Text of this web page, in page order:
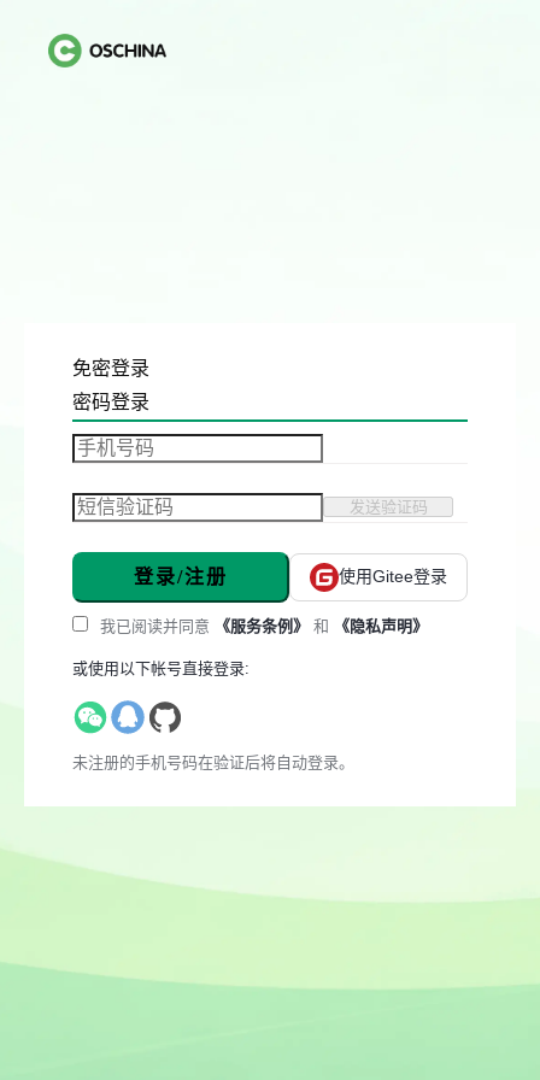
免密登录
密码登录
发送验证码
登录/注册 使用Gitee登录
我已阅读并同意 《服务条例》 和 《隐私声明》
或使用以下帐号直接登录:
未注册的手机号码在验证后将自动登录。